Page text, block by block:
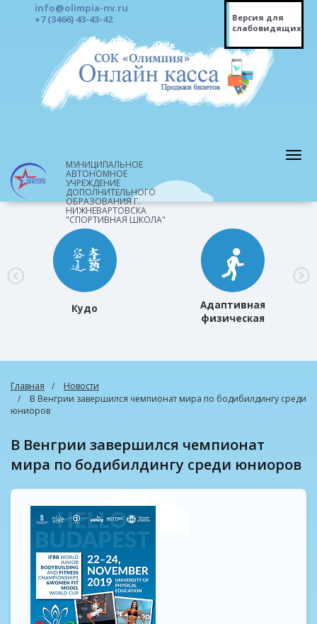
info@olimpia-nv.ru
+7 (3466) 43-43-42
Версия для
слабовидящих
МУНИЦИПАЛЬНОЕ
АВТОНОМНОЕ
УЧРЕЖДЕНИЕ
ДОПОЛНИТЕЛЬНОГО
ОБРАЗОВАНИЯ Г.
НИЖНЕВАРТОВСКА
"СПОРТИВНАЯ ШКОЛА"
Кудо
Адаптивная
физическая
Главная
Новости
В Венгрии завершился чемпионат мира по бодибилдингу среди
юниоров
В Венгрии завершился чемпионат
мира по бодибилдингу среди юниоров